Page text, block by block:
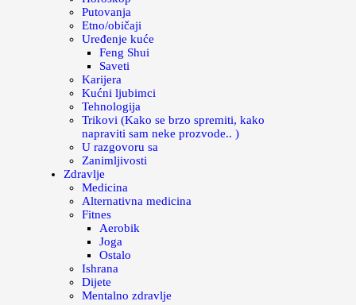
Putovanja
Etno/običaji
Uređenje kuće
Feng Shui
Saveti
Karijera
Kućni ljubimci
Tehnologija
Trikovi (Kako se brzo spremiti, kako
napraviti sam neke prozvode.. )
U razgovoru sa
Zanimljivosti
Zdravlje
Medicina
Alternativna medicina
Fitnes
Aerobik
Joga
Ostalo
Ishrana
Dijete
Mentalno zdravlje